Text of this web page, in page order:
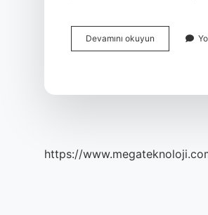
Devamını okuyun
Kuşu
https://